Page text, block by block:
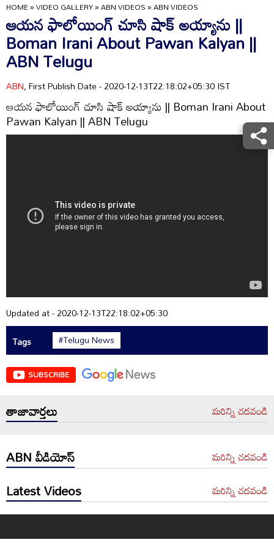
HOME»VIDEO GALLERY»ABN VIDEOS»ABN VIDEOS
ఆయన ఫాలోయింగ్ చూసి షాక్ అయ్యాను ||
Boman Irani About Pawan Kalyan ||
ABN Telugu
ABN, First Publish Date - 2020-12-13T22:18:02+05:30 IST
ఆయన ఫాలోయింగ్ చూసి షాక్ అయ్యాను || Boman Irani About
Pawan Kalyan || ABN Telugu
Updated at - 2020-12-13T22:18:02+05:30
Tags
#Telugu News
SUBSCRIBE
తాజావార్తలు మరిన్ని చదవండి
ABN వీడియోస్ మరిన్ని చదవండి
Latest Videos మరిన్ని చదవండి